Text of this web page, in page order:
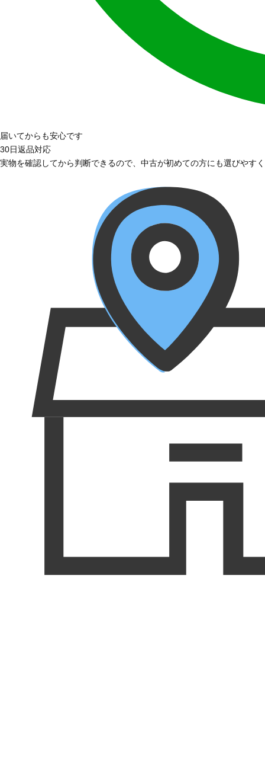
届いてからも安心です
30日返品対応
実物を確認してから判断できるので、中古が初めての方にも選びやす